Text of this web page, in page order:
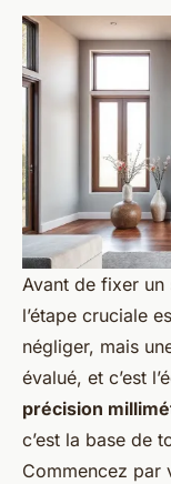
Avant de fixer
l’étape cruciale
négliger, mais
évalué, et c’est
précision
c’est la base de
Commencez par